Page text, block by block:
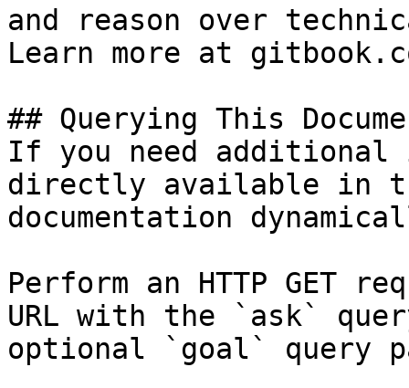
and reason over
Learn more at
## Querying This
If you need
directly available in
documentation
Perform an HTTP GET
URL with the `ask`
optional `goal` query